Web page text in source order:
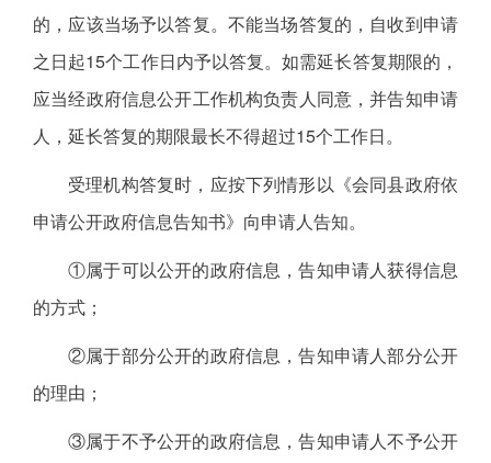
的，应该当场予以答复。不能当场答复的，自收到申请
之日起15个工作日内予以答复。如需延长答复期限的，
应当经政府信息公开工作机构负责人同意，并告知申请
人，延长答复的期限最长不得超过15个工作日。
受理机构答复时，应按下列情形以《会同县政府依
申请公开政府信息告知书》向申请人告知。
①属于可以公开的政府信息，告知申请人获得信息
的方式；
②属于部分公开的政府信息，告知申请人部分公开
的理由；
③属于不予公开的政府信息，告知申请人不予公开